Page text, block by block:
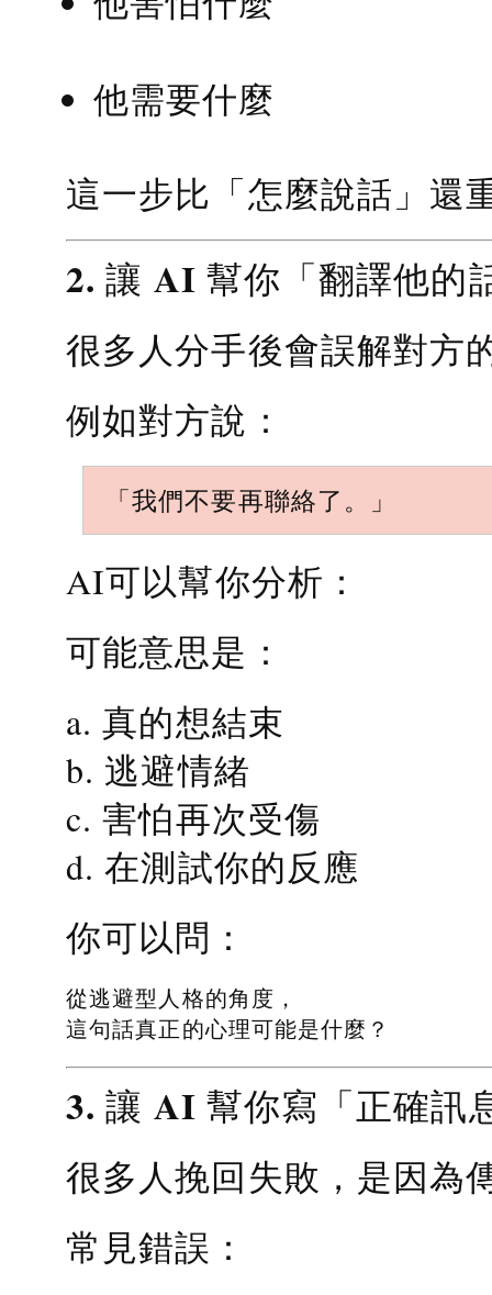
他需要什麼
這一步比「怎麼說話」還
2. 讓 AI 幫你「翻譯他的
很多人分手後會誤解對方
例如對方說：
「我們不要再聯絡了。」
AI可以幫你分析：
可能意思是：
a. 真的想結束
b. 逃避情緒
c. 害怕再次受傷
d. 在測試你的反應
你可以問：
從逃避型人格的角度，
這句話真正的心理可能是什麼？
3. 讓 AI 幫你寫「正確訊
很多人挽回失敗，是因為
常見錯誤：